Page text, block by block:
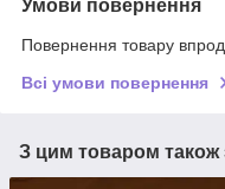
Умови повернення
Повернення товару
Всі умови повернення
З цим товаром